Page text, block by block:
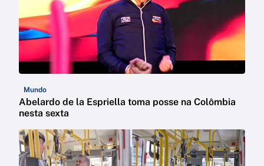
Mundo
Abelardo de la Espriella toma posse na Colômbia
nesta sexta